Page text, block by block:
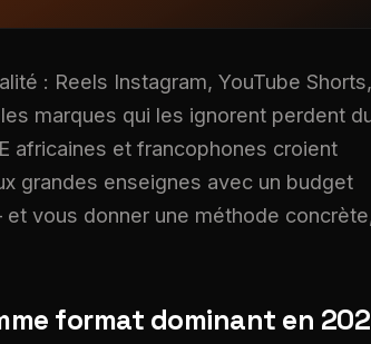
: Reels Instagram, YouTube Shorts,
marques qui les ignorent perdent
africaines et francophones croient
grandes enseignes avec un budget
vous donner une méthode
format dominant en